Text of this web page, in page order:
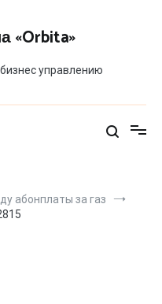
«Orbita»
управлению
абонплаты за газ